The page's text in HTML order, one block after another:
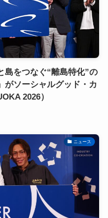
島をつなぐ“離島特化”の
がソーシャルグッド・カ
2026）
ニュース